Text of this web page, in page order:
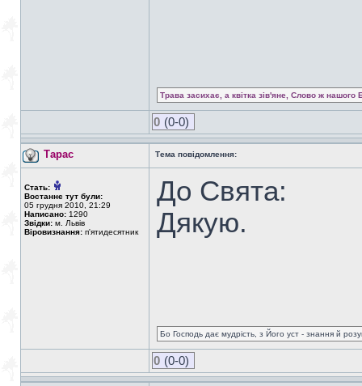
Трава засихає, а квітка зів'яне, Слово ж нашого
0 (0-0)
Тарас Тема повідомлення:
Стать:
Востаннє тут були:
05 грудня 2010, 21:29
Написано: 1290
Звідки: м. Львів
Віровизнання: п'ятидесятник
До Свята:
Дякую.
Бо Господь дає мудрість, з Його уст - знання й
0 (0-0)